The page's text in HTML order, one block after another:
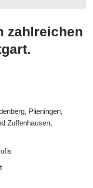
zahlreichen
Plieningen,
Zuffenhausen,